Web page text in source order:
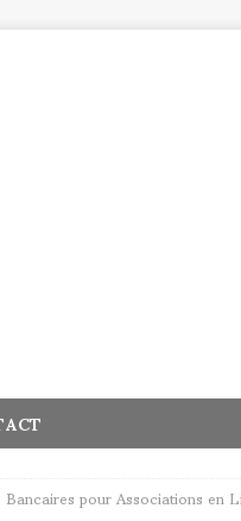
pour Associations en